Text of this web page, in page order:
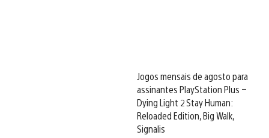
Jogos mensais de agosto para
assinantes PlayStation Plus –
Dying Light 2 Stay Human:
Reloaded Edition, Big Walk,
Signalis